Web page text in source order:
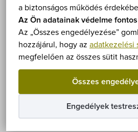
a biztonságos működés
Az Ön adatainak védelme
Az „Összes engedélyezése”
hozzájárul, hogy az adatkezelési
megfelelően az összes sütit
Összes
Engedélyek
Éghajlat
Hegykő történelme
Programok
Önkormányzat
Hírek
KÖFOP-1.2.1-VEKOP-16
az önkormányzati ASP
kiterjesztéséhez c. felhívás
Önkormányzata által
támogatásra alkalmasnak
november 23-án aláírásra
Támogatás intenzitása 100%.
millió Ft. Projekt megvalósítási
október 1. – 2018. június 30.